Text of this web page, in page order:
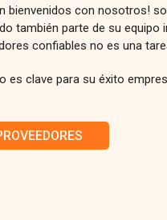
bienvenidos con nosotros!
también parte de su equipo
confiables no es una
es clave para su éxito